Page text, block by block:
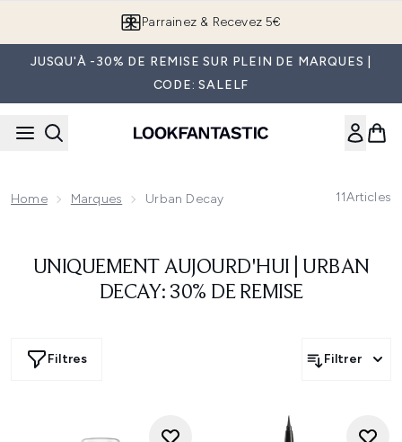
Parrainez & Recevez 5€
JUSQU'À -30% DE REMISE SUR PLEIN DE MARQUES |
CODE: SALELF
Home Marques Urban Decay 11Articles
UNIQUEMENT AUJOURD'HUI | URBAN
DECAY: 30% DE REMISE
Filtres Filtrer